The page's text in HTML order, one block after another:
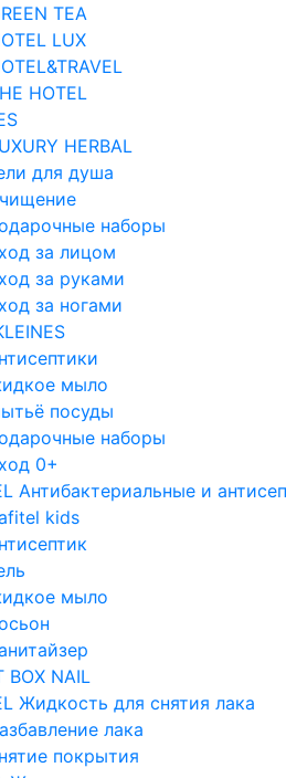
TEA
LUX
HOTEL
HERBAL
для душа
наборы
за лицом
за руками
за ногами
мыло
посуды
наборы
0+
Антибактериальные и
kids
мыло
BOX NAIL
Жидкость для снятия лака
лака
покрытия